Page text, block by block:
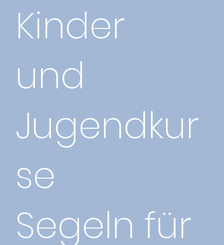
Kinder
und
Jugendkur
se
Segeln für